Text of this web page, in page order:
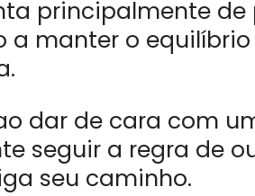
principalmente de
a manter o
dar de cara com
seguir a regra de
seu caminho.